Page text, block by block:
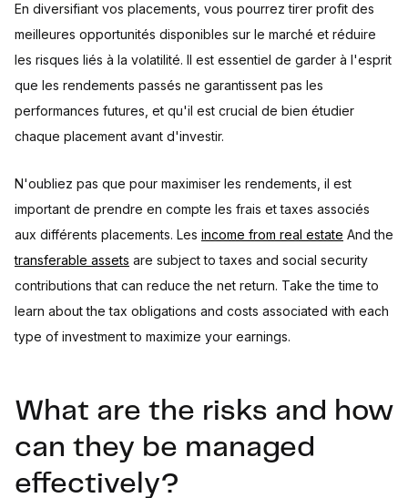
En diversifiant vos placements, vous pourrez tirer profit des
meilleures opportunités disponibles sur le marché et réduire
les risques liés à la volatilité. Il est essentiel de garder à l'esprit
que les rendements passés ne garantissent pas les
performances futures, et qu'il est crucial de bien étudier
chaque placement avant d'investir.
N'oubliez pas que pour maximiser les rendements, il est
important de prendre en compte les frais et taxes associés
aux différents placements. Les income from real estate And the
transferable assets are subject to taxes and social security
contributions that can reduce the net return. Take the time to
learn about the tax obligations and costs associated with each
type of investment to maximize your earnings.
What are the risks and how
can they be managed
effectively?